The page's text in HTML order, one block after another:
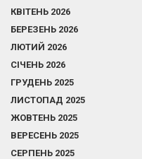
КВІТЕНЬ 2026
БЕРЕЗЕНЬ 2026
ЛЮТИЙ 2026
СІЧЕНЬ 2026
ГРУДЕНЬ 2025
ЛИСТОПАД 2025
ЖОВТЕНЬ 2025
ВЕРЕСЕНЬ 2025
СЕРПЕНЬ 2025